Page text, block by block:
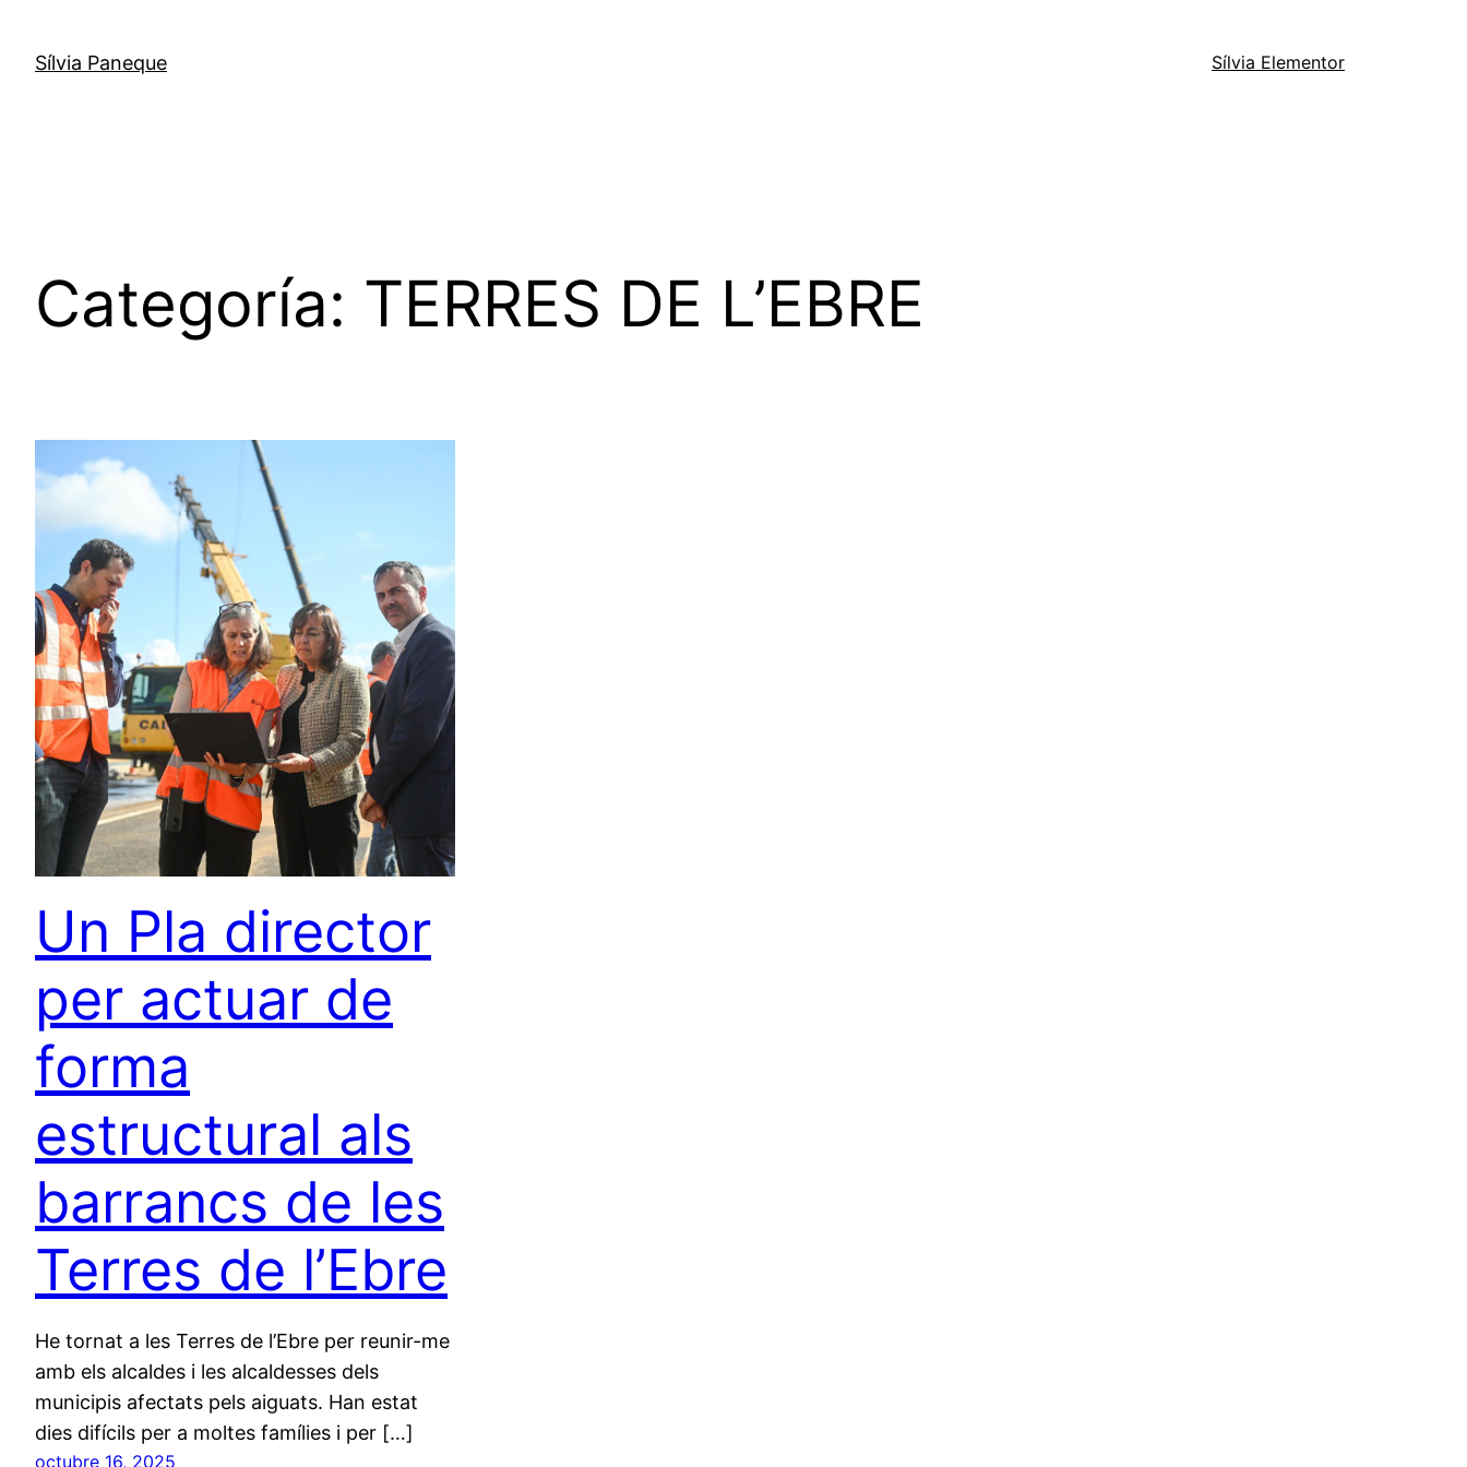
Sílvia Paneque Sílvia Elementor
Categoría: TERRES DE L’EBRE
Un Pla director
per actuar de
forma
estructural als
barrancs de les
Terres de l’Ebre
He tornat a les Terres de l’Ebre per reunir-me
amb els alcaldes i les alcaldesses dels
municipis afectats pels aiguats. Han estat
dies difícils per a moltes famílies i per […]
octubre 16, 2025